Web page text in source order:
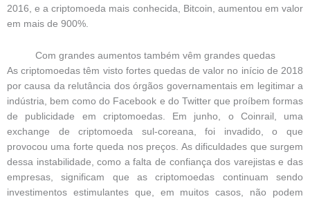
2016, e a criptomoeda mais conhecida, Bitcoin, aumentou em valor
em mais de 900%.
Com grandes aumentos também vêm grandes quedas
As criptomoedas têm visto fortes quedas de valor no início de 2018
por causa da relutância dos órgãos governamentais em legitimar a
indústria, bem como do Facebook e do Twitter que proíbem formas
de publicidade em criptomoedas. Em junho, o Coinrail, uma
exchange de criptomoeda sul-coreana, foi invadido, o que
provocou uma forte queda nos preços. As dificuldades que surgem
dessa instabilidade, como a falta de confiança dos varejistas e das
empresas, significam que as criptomoedas continuam sendo
investimentos estimulantes que, em muitos casos, não podem